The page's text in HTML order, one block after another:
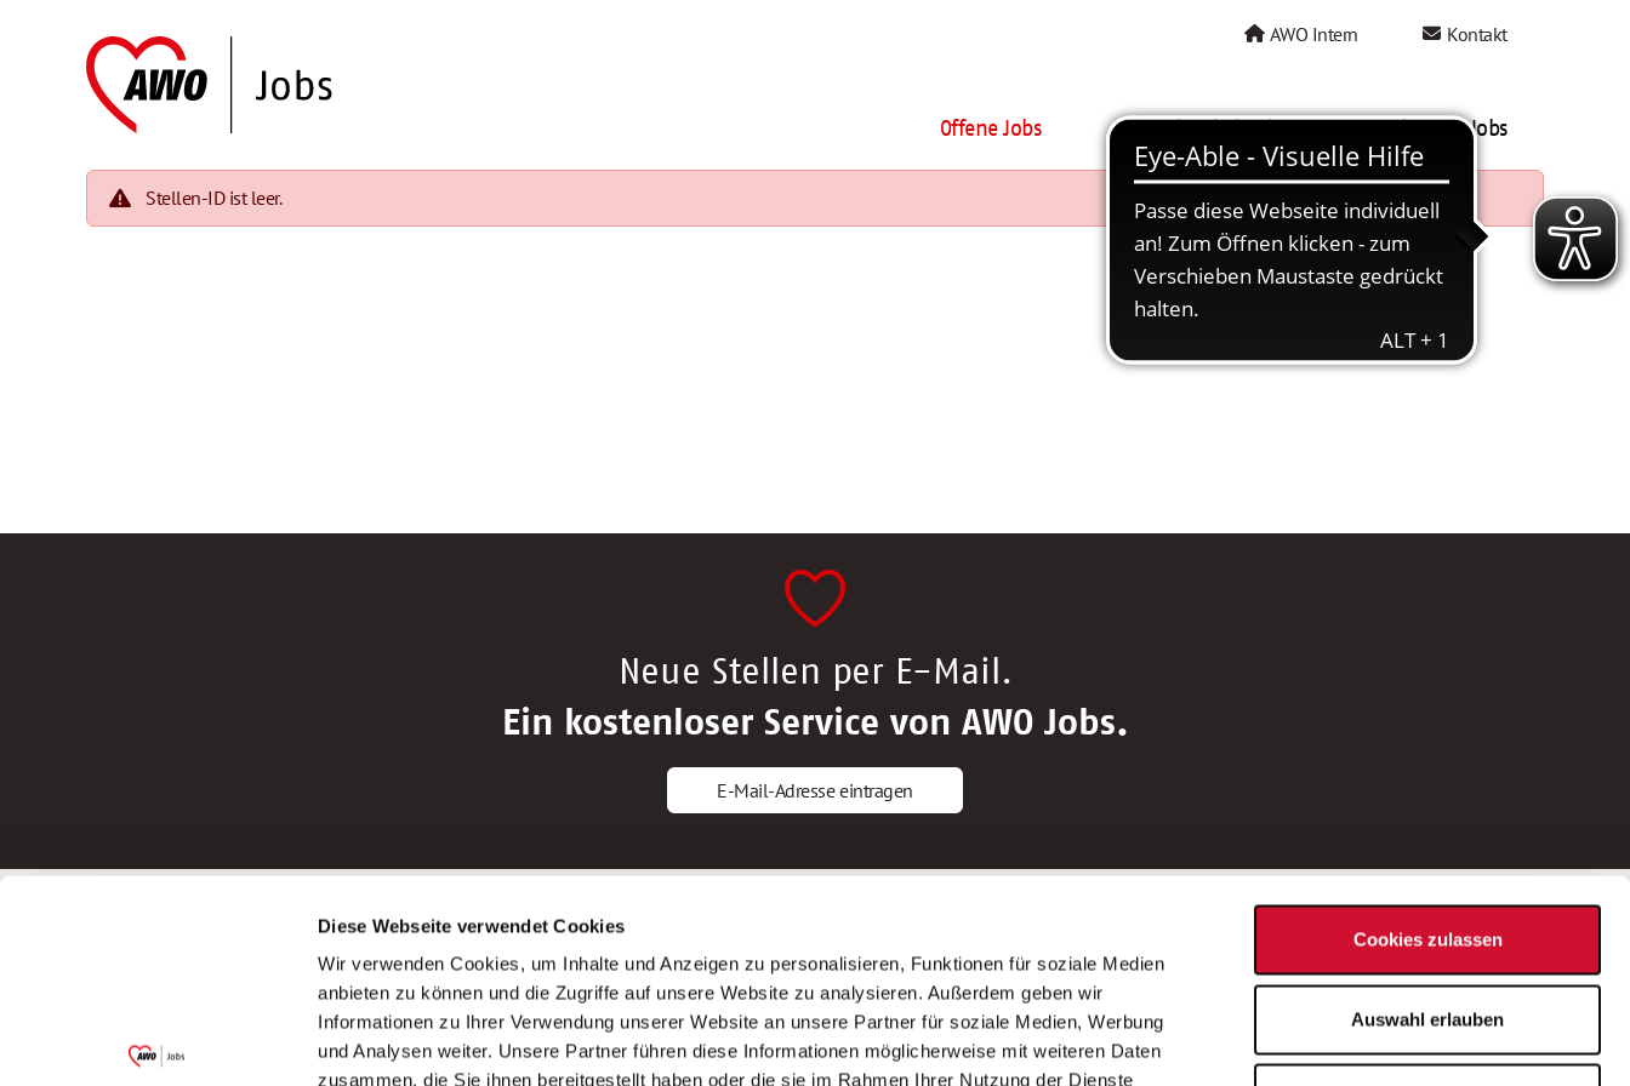
Diese Webseite verwendet Cookies
Wir verwenden Cookies, um Inhalte und Anzeigen zu personalisieren, Funktionen für soziale Medien
anbieten zu können und die Zugriffe auf unsere Website zu analysieren. Außerdem geben wir
Informationen zu Ihrer Verwendung unserer Website an unsere Partner für soziale Medien, Werbung
und Analysen weiter. Unsere Partner führen diese Informationen möglicherweise mit weiteren Daten
zusammen, die Sie ihnen bereitgestellt haben oder die sie im Rahmen Ihrer Nutzung der Dienste
Cookies zulassen
Auswahl erlauben
AWO Intern Kontakt
Offene Jobs AWO als Arbeitgeber Mein AWO Jobs
Stellen-ID ist leer.
Neue Stellen per E-Mail.
Ein kostenloser Service von AWO Jobs.
E-Mail-Adresse eintragen
Garitz Bewirtschaftungsbetriebe GmbH
(Ein Tochterunternehmen des AWO
Bezirksverbandes Unterfranken e.V.)
Bewerbungstipps
Bewerbung als Altenpfleger*in
Bewerbung als Krankenpfleger*in
Bewerbung als Altenpflegehelfer*in
Bewerbung als Erzieher*in
AWO Gliederungen nach Bundesland
Stellenangebote nach Bundesländern
Sitemap
Impressum
Datenschutz
Bei Fragen zu einer Stellenausschreibung
wenden Sie sich bitte an die*den in der
Stellenausschreibung genannte*n